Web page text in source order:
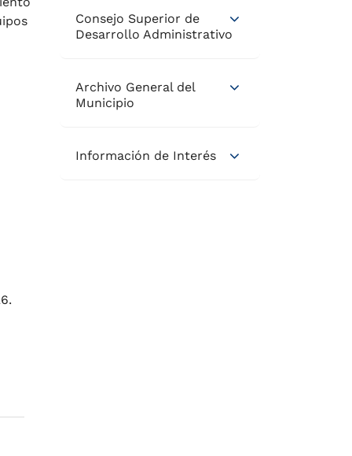
Consejo Superior de
Desarrollo Administrativo
Archivo General del
Municipio
Información de Interés